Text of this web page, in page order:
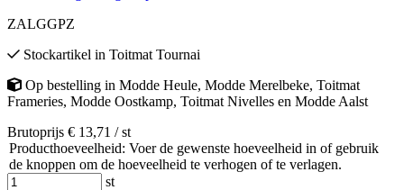
ZALGGPZ
Stockartikel in Toitmat Tournai
Op bestelling in Modde Heule, Modde Merelbeke, Toitmat
Frameries, Modde Oostkamp, Toitmat Nivelles en Modde Aalst
Brutoprijs € 13,71 / st
Producthoeveelheid: Voer de gewenste hoeveelheid in of gebruik
de knoppen om de hoeveelheid te verhogen of te verlagen.
st